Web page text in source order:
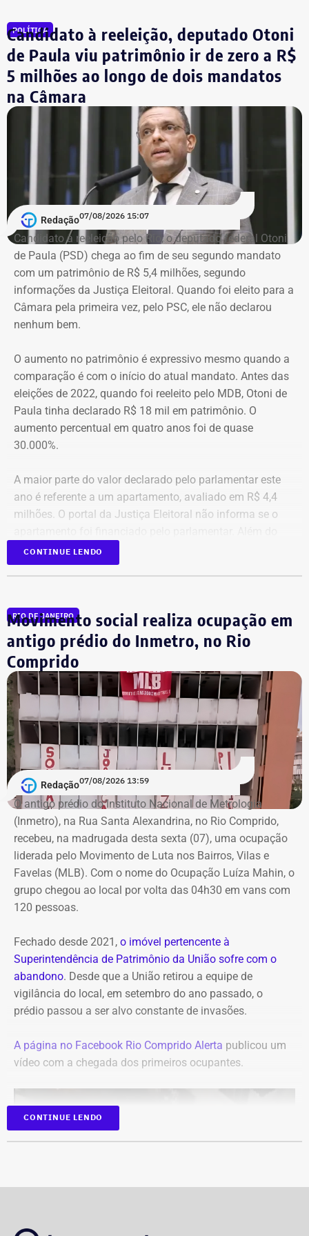
redução da burocracia e o fortalecimento dos pequenos
empreendedores.
O economista também ocupava a vice-presidência da
Sociedade Nacional de Agricultura; integrava a Academia
Nacional de Agricultura; e era membro do Instituto Brasileiro
de Economia, da Fundação Getulio Vargas (FGV).
Governo do estado emitiu nota de pesar
Em nota, o governador em exercício do Rio, Ricardo Couto,
manifestou solidariedade aos familiares e amigos do
economista.
“O Brasil perde um dos grandes nomes da economia e da
formulação de políticas públicas voltadas ao
desenvolvimento. Tito Bruno Ryff deixa um legado construído
público, à vida acadêmica e ao fortalecimento do ambiente de
negócios, com importantes contribuições para o Estado do
Rio de Janeiro e para o país. Sua atuação foi marcada pelo
compromisso com a modernização da gestão pública, a
simplificação de processos e a promoção do
desenvolvimento econômico. Neste momento de tristeza,
exemplo de competência e dedicação ao bem comum”, disse
a nota.
POLÍTICA
Candidato à reeleição, deputado Otoni
de Paula viu patrimônio ir de zero a R$
5 milhões ao longo de dois mandatos
na Câmara
Redação07/08/2026 15:07
Candidato à reeleição pelo Rio, o deputado federal Otoni
de Paula (PSD) chega ao fim de seu segundo mandato
com um patrimônio de R$ 5,4 milhões, segundo
informações da Justiça Eleitoral. Quando foi eleito para a
Câmara pela primeira vez, pelo PSC, ele não declarou
nenhum bem.
O aumento no patrimônio é expressivo mesmo quando a
comparação é com o início do atual mandato. Antes das
eleições de 2022, quando foi reeleito pelo MDB, Otoni de
Paula tinha declarado R$ 18 mil em patrimônio. O
aumento percentual em quatro anos foi de quase
30.000%.
A maior parte do valor declarado pelo parlamentar este
ano é referente a um apartamento, avaliado em R$ 4,4
milhões. O portal da Justiça Eleitoral não informa se o
imóvel, a lista de bens inclui veículos que somam R$ 530
mil e outros direitos e aplicações que totalizam R$ 513,5
Pastor evangélico,Otoni de Paulafoi vereador da cidade
do Rio antes de ser eleito para a Câmara em 2018.
A declaração de bens é uma exigência obrigatória para
todos os candidatos. O sistema do TSE disponibiliza
essas informações para consulta pública com o objetivo
de garantir a transparência sobre a situação financeira
dos candidatos.
CONTINUE LENDO
RIO DE JANEIRO
Movimento social realiza ocupação em
antigo prédio do Inmetro, no Rio
Comprido
Redação07/08/2026 13:59
O antigo prédio do Instituto Nacional de Metrologia
(Inmetro), na Rua Santa Alexandrina, no Rio Comprido,
recebeu, na madrugada desta sexta (07), uma ocupação
liderada pelo Movimento de Luta nos Bairros, Vilas e
Favelas (MLB). Com o nome do Ocupação Luíza Mahin, o
grupo chegou ao local por volta das 04h30 em vans com
120 pessoas.
Fechado desde 2021, o imóvel pertencente à
Superintendência de Patrimônio da União sofre com o
abandono. Desde que a União retirou a equipe de
vigilância do local, em setembro do ano passado, o
prédio passou a ser alvo constante de invasões.
A página no Facebook Rio Comprido Alerta publicou um
vídeo com a chegada dos primeiros ocupantes.
CONTINUE LENDO